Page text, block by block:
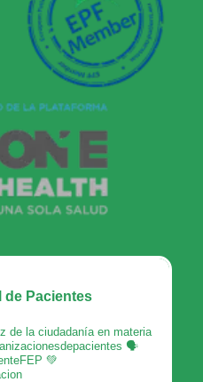
de Pacientes
la ciudadanía en materia
🗣
💚